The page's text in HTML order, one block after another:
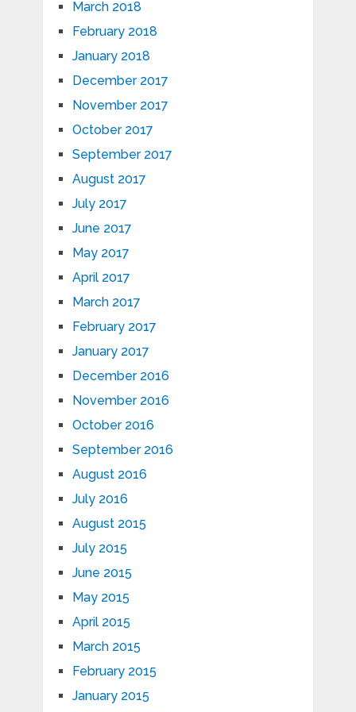
March 2018
February 2018
January 2018
December 2017
November 2017
October 2017
September 2017
August 2017
July 2017
June 2017
May 2017
April 2017
March 2017
February 2017
January 2017
December 2016
November 2016
October 2016
September 2016
August 2016
July 2016
August 2015
July 2015
June 2015
May 2015
April 2015
March 2015
February 2015
January 2015